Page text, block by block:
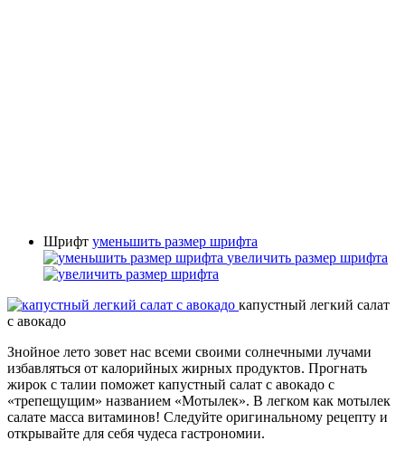
Шрифт уменьшить размер шрифта
увеличить размер шрифта
капустный легкий салат
с авокадо
Знойное лето зовет нас всеми своими солнечными лучами
избавляться от калорийных жирных продуктов. Прогнать
жирок с талии поможет капустный салат с авокадо с
«трепещущим» названием «Мотылек». В легком как мотылек
салате масса витаминов! Следуйте оригинальному рецепту и
открывайте для себя чудеса гастрономии.